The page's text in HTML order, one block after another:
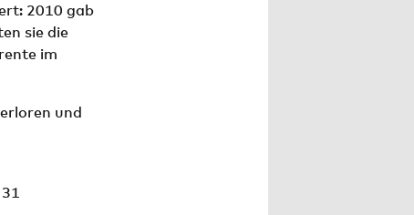
2010 gab
sie die
im
und